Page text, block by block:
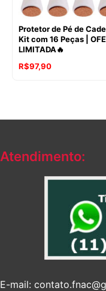
Protetor de Pé de
Kit com 16 Peças |
LIMITADA🔥
R$97,90
Atendimento:
E-mail: